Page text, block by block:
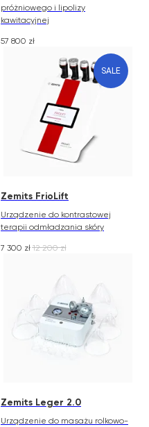
próżniowego i lipolizy
kawitacyjnej
57 800 zł
SALE
Zemits FrioLift
Urządzenie do kontrastowej
terapii odmładzania skóry
7 300 zł 12 200 zł
Zemits Leger 2.0
Urządzenie do masażu rolkowo-